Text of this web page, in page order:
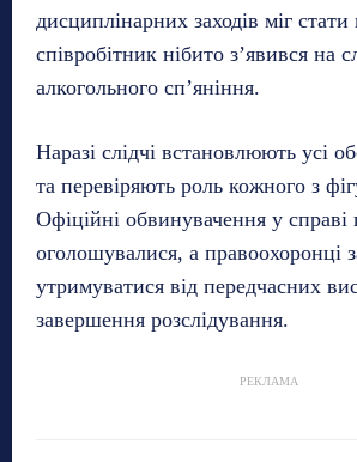
дисциплінарних заходів міг
співробітник нібито з’явився на
алкогольного сп’яніння.
Наразі слідчі встановлюють усі
та перевіряють роль кожного з
Офіційні обвинувачення у
оголошувалися, а правоохоронці
утримуватися від передчасних
завершення розслідування.
РЕКЛАМА